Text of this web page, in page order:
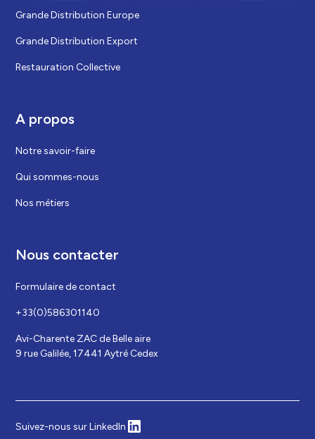
Grande Distribution Europe
Grande Distribution Export
Restauration Collective
A propos
Notre savoir-faire
Qui sommes-nous
Nos métiers
Nous contacter
Formulaire de contact
+33(0)586301140
Avi-Charente ZAC de Belle aire
9 rue Galilée, 17441 Aytré Cedex
Suivez-nous sur LinkedIn